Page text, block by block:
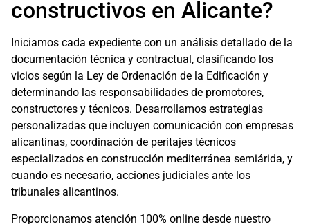
constructivos en Alicante?
Iniciamos cada expediente con un análisis detallado de la
documentación técnica y contractual, clasificando los
vicios según la Ley de Ordenación de la Edificación y
determinando las responsabilidades de promotores,
constructores y técnicos. Desarrollamos estrategias
personalizadas que incluyen comunicación con empresas
alicantinas, coordinación de peritajes técnicos
especializados en construcción mediterránea semiárida, y
cuando es necesario, acciones judiciales ante los
tribunales alicantinos.
Proporcionamos atención 100% online desde nuestro